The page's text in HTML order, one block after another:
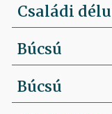
Családi
Búcsú
Búcsú